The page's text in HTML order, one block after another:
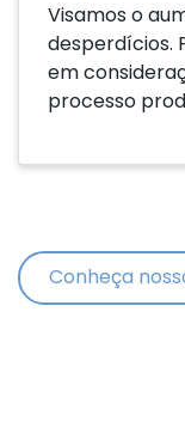
Visamos o
desperdícios.
em
processo
Saiba mais
Conheça